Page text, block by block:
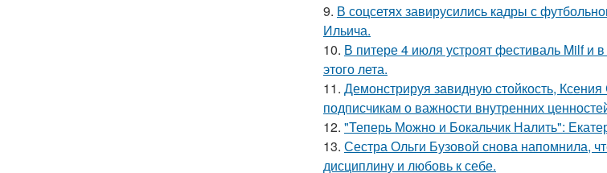
9. В соцсетях завирусились кадры с
Ильича.
10. В питере 4 июля устроят фестиваль Milf и
этого лета.
11. Демонстрируя завидную стойкость,
подписчикам о важности внутренних
12. "Теперь Можно и Бокальчик Налить":
13. Сестра Ольги Бузовой снова напомнила,
дисциплину и любовь к себе.